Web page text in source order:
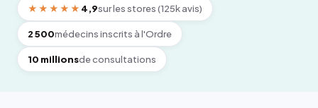
★★★★★ 4,9sur les stores (125k avis)
2 500médecins inscrits à l'Ordre
10 millionsde consultations